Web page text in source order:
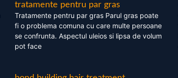
tratamente pentru par gras
Tratamente pentru par gras Parul gras poate
fi o problema comuna cu care multe persoane
se confrunta. Aspectul uleios si lipsa de volum
pot face